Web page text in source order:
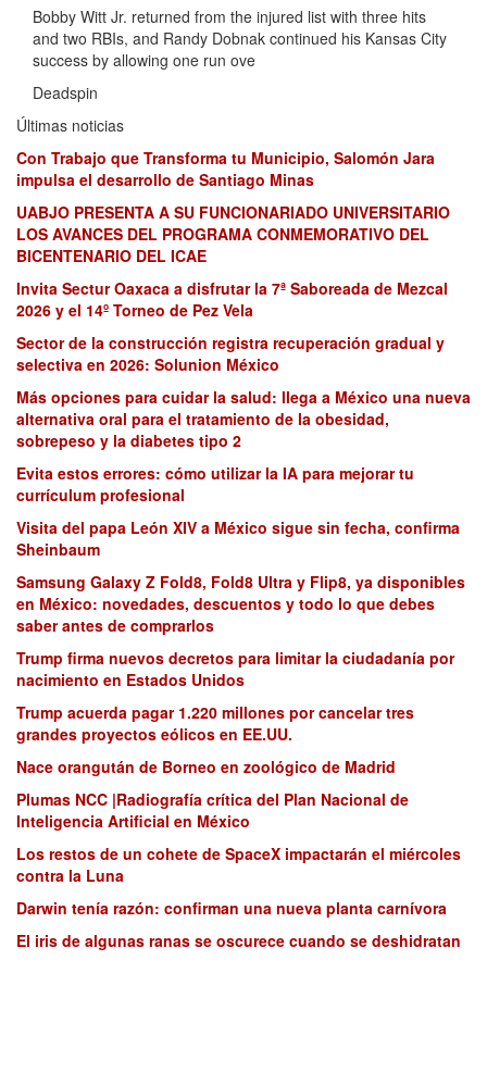
Bobby Witt Jr. returned from the injured list with three hits
and two RBIs, and Randy Dobnak continued his Kansas City
success by allowing one run ove
Deadspin
Últimas noticias
Con Trabajo que Transforma tu Municipio, Salomón Jara
impulsa el desarrollo de Santiago Minas
UABJO PRESENTA A SU FUNCIONARIADO UNIVERSITARIO
LOS AVANCES DEL PROGRAMA CONMEMORATIVO DEL
BICENTENARIO DEL ICAE
Invita Sectur Oaxaca a disfrutar la 7ª Saboreada de Mezcal
2026 y el 14º Torneo de Pez Vela
Sector de la construcción registra recuperación gradual y
selectiva en 2026: Solunion México
Más opciones para cuidar la salud: llega a México una nueva
alternativa oral para el tratamiento de la obesidad,
sobrepeso y la diabetes tipo 2
Evita estos errores: cómo utilizar la IA para mejorar tu
currículum profesional
Visita del papa León XIV a México sigue sin fecha, confirma
Sheinbaum
Samsung Galaxy Z Fold8, Fold8 Ultra y Flip8, ya disponibles
en México: novedades, descuentos y todo lo que debes
saber antes de comprarlos
Trump firma nuevos decretos para limitar la ciudadanía por
nacimiento en Estados Unidos
Trump acuerda pagar 1.220 millones por cancelar tres
grandes proyectos eólicos en EE.UU.
Nace orangután de Borneo en zoológico de Madrid
Plumas NCC |Radiografía crítica del Plan Nacional de
Inteligencia Artificial en México
Los restos de un cohete de SpaceX impactarán el miércoles
contra la Luna
Darwin tenía razón: confirman una nueva planta carnívora
El iris de algunas ranas se oscurece cuando se deshidratan